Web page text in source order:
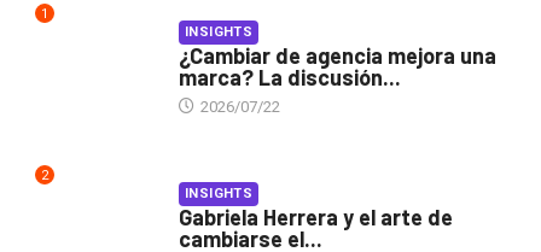
1
INSIGHTS
¿Cambiar de agencia mejora una
marca? La discusión...
2026/07/22
2
INSIGHTS
Gabriela Herrera y el arte de
cambiarse el...